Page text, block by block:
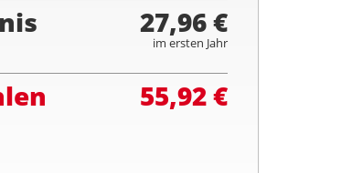
27,96 €
im ersten Jahr
55,92 €